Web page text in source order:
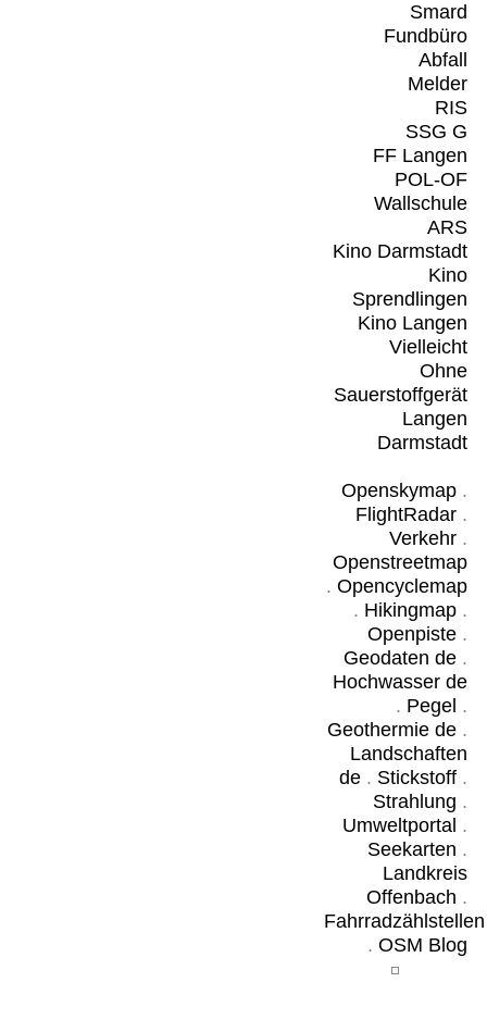
Smard
Fundbüro
Abfall
Melder
RIS
SSG G
FF Langen
POL-OF
Wallschule
ARS
Kino Darmstadt
Kino
Sprendlingen
Kino Langen
Vielleicht
Ohne
Sauerstoffgerät
Langen
Darmstadt
Openskymap.
FlightRadar.
Verkehr.
Openstreetmap
. Opencyclemap
. Hikingmap.
Openpiste.
Geodaten de.
Hochwasser de
. Pegel .
Geothermie de.
Landschaften
de. Stickstoff.
Strahlung .
Umweltportal .
Seekarten .
Landkreis
Offenbach .
Fahrradzählstellen
. OSM Blog